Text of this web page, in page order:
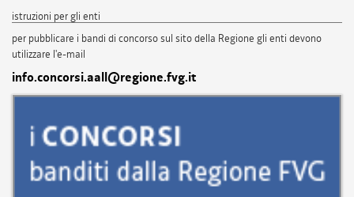
istruzioni per gli enti
per pubblicare i bandi di concorso sul sito della Regione gli enti devono
utilizzare l'e-mail
info.concorsi.aall@regione.fvg.it